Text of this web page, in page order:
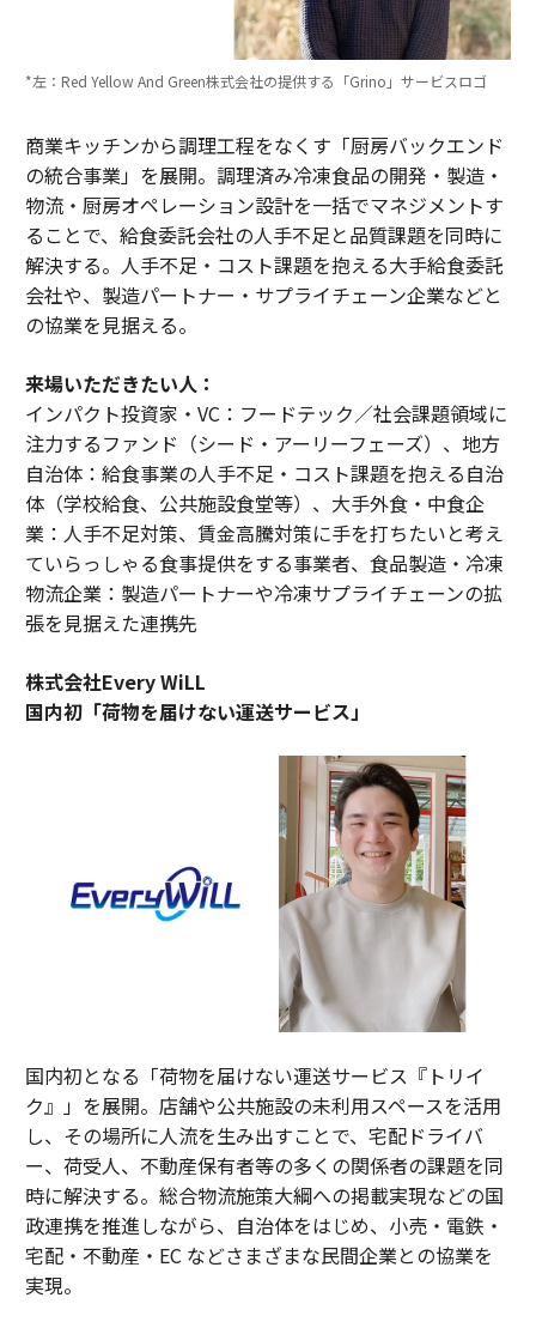
*左：Red Yellow And Green株式会社の提供する「Grino」サービスロゴ
商業キッチンから調理工程をなくす「厨房バックエンド
の統合事業」を展開。調理済み冷凍食品の開発・製造・
物流・厨房オペレーション設計を一括でマネジメントす
ることで、給食委託会社の人手不足と品質課題を同時に
解決する。人手不足・コスト課題を抱える大手給食委託
会社や、製造パートナー・サプライチェーン企業などと
の協業を見据える。
来場いただきたい人：
インパクト投資家・VC：フードテック／社会課題領域に
注力するファンド（シード・アーリーフェーズ）、地方
自治体：給食事業の人手不足・コスト課題を抱える自治
体（学校給食、公共施設食堂等）、大手外食・中食企
業：人手不足対策、賃金高騰対策に手を打ちたいと考え
ていらっしゃる食事提供をする事業者、食品製造・冷凍
物流企業：製造パートナーや冷凍サプライチェーンの拡
張を見据えた連携先
株式会社Every WiLL
国内初「荷物を届けない運送サービス」
国内初となる「荷物を届けない運送サービス『トリイ
ク』」を展開。店舗や公共施設の未利用スペースを活用
し、その場所に人流を生み出すことで、宅配ドライバ
ー、荷受人、不動産保有者等の多くの関係者の課題を同
時に解決する。総合物流施策大綱への掲載実現などの国
政連携を推進しながら、自治体をはじめ、小売・電鉄・
宅配・不動産・EC などさまざまな民間企業との協業を
実現。